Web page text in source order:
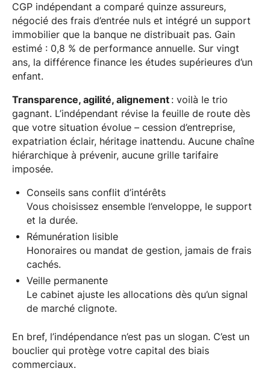
CGP indépendant a comparé quinze assureurs,
négocié des frais d’entrée nuls et intégré un support
immobilier que la banque ne distribuait pas. Gain
estimé : 0,8 % de performance annuelle. Sur vingt
ans, la différence finance les études supérieures d’un
enfant.
Transparence, agilité, alignement: voilà le trio
gagnant. L’indépendant révise la feuille de route dès
que votre situation évolue – cession d’entreprise,
expatriation éclair, héritage inattendu. Aucune chaîne
hiérarchique à prévenir, aucune grille tarifaire
imposée.
Conseils sans conflit d’intérêts
Vous choisissez ensemble l’enveloppe, le support
et la durée.
Rémunération lisible
Honoraires ou mandat de gestion, jamais de frais
cachés.
Veille permanente
Le cabinet ajuste les allocations dès qu’un signal
de marché clignote.
En bref, l’indépendance n’est pas un slogan. C’est un
bouclier qui protège votre capital des biais
commerciaux.